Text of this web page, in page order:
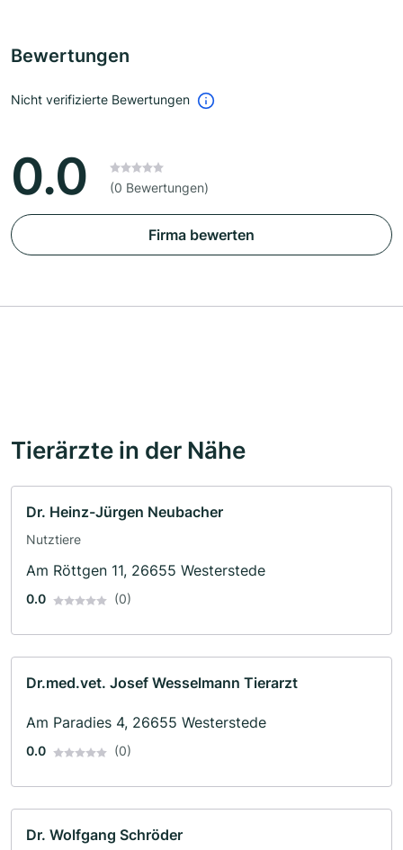
Bewertungen
Nicht verifizierte Bewertungen
0.0 (0 Bewertungen)
Firma bewerten
Tierärzte in der Nähe
Dr. Heinz-Jürgen Neubacher
Nutztiere
Am Röttgen 11, 26655 Westerstede
0.0 (0)
Dr.med.vet. Josef Wesselmann Tierarzt
Am Paradies 4, 26655 Westerstede
0.0 (0)
Dr. Wolfgang Schröder